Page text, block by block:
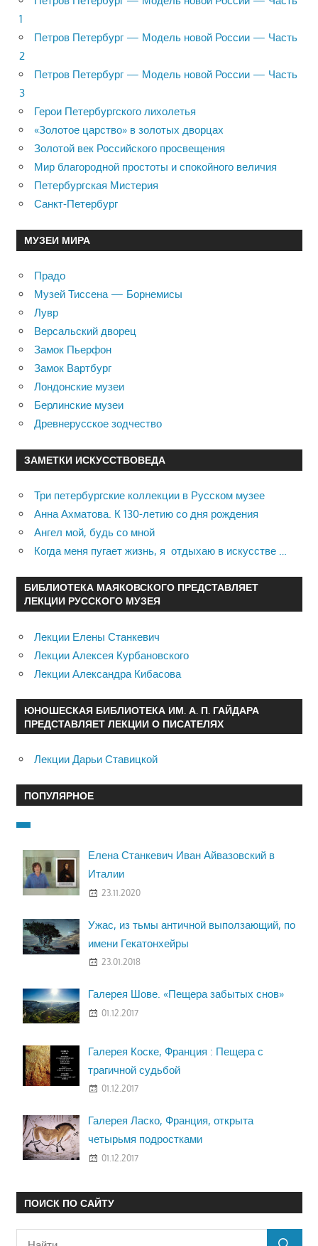
1
Петров Петербург — Модель новой России — Часть
2
Петров Петербург — Модель новой России — Часть
3
Герои Петербургского лихолетья
«Золотое царство» в золотых дворцах
Золотой век Российского просвещения
Мир благородной простоты и спокойного величия
Петербургская Мистерия
Санкт-Петербург
МУЗЕИ МИРА
Прадо
Музей Тиссена — Борнемисы
Лувр
Версальский дворец
Замок Пьерфон
Замок Вартбург
Лондонские музеи
Берлинские музеи
Древнерусское зодчество
ЗАМЕТКИ ИСКУССТВОВЕДА
Три петербургские коллекции в Русском музее
Анна Ахматова. К 130-летию со дня рождения
Ангел мой, будь со мной
Когда меня пугает жизнь, я отдыхаю в искусстве …
БИБЛИОТЕКА МАЯКОВСКОГО ПРЕДСТАВЛЯЕТ
ЛЕКЦИИ РУССКОГО МУЗЕЯ
Лекции Елены Станкевич
Лекции Алексея Курбановского
Лекции Александра Кибасова
ЮНОШЕСКАЯ БИБЛИОТЕКА ИМ. А. П. ГАЙДАРА
ПРЕДСТАВЛЯЕТ ЛЕКЦИИ О ПИСАТЕЛЯХ
Лекции Дарьи Ставицкой
ПОПУЛЯРНОЕ
Елена Станкевич Иван Айвазовский в
Италии
23.11.2020
Ужас, из тьмы античной выползающий, по
имени Гекатонхейры
23.01.2018
Галерея Шове. «Пещера забытых снов»
01.12.2017
Галерея Коске, Франция : Пещера с
трагичной судьбой
01.12.2017
Галерея Ласко, Франция, открыта
четырьмя подростками
01.12.2017
ПОИСК ПО САЙТУ